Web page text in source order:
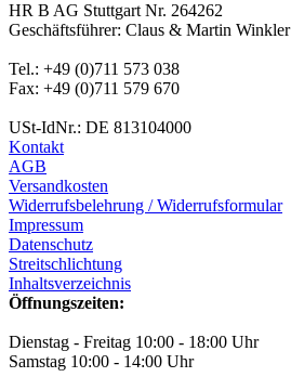
HR B AG Stuttgart Nr. 264262
Geschäftsführer: Claus & Martin Winkler
Tel.: +49 (0)711 573 038
Fax: +49 (0)711 579 670
USt-IdNr.: DE 813104000
Kontakt
AGB
Versandkosten
Widerrufsbelehrung / Widerrufsformular
Impressum
Datenschutz
Streitschlichtung
Inhaltsverzeichnis
Öffnungszeiten:
Dienstag - Freitag 10:00 - 18:00 Uhr
Samstag 10:00 - 14:00 Uhr